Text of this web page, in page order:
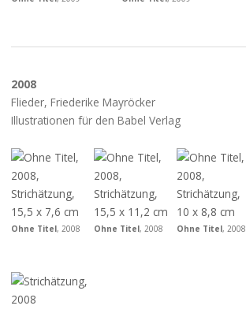
2008
Flieder, Friederike Mayröcker
Illustrationen für den Babel Verlag
Ohne Titel, 2008 Ohne Titel, 2008 Ohne Titel, 2008